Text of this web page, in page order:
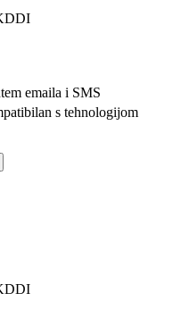
emaila i SMS
s tehnologijom